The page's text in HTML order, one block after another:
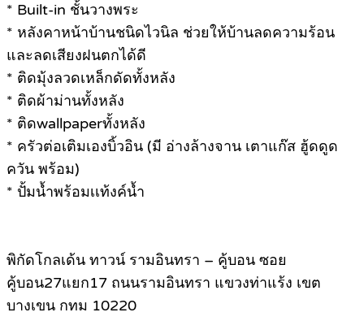
* Built-in ชั้นวางพระ
* หลังคาหน้าบ้านชนิดไวนิล ช่วยให้บ้านลดความร้อน
และลดเสียงฝนตกได้ดี
* ติดมุ้งลวดเหล็กดัดทั้งหลัง
* ติดผ้าม่านทั้งหลัง
* ติดwallpaperทั้งหลัง
* ครัวต่อเติมเองบิ้วอิน (มี อ่างล้างจาน เตาแก๊ส ฮู้ดดูด
ควัน พร้อม)
* ปั้มน้ำพร้อมเเท้งค์น้ำ
พิกัดโกลเด้น ทาวน์ รามอินทรา – คู้บอน ซอย
คู้บอน27แยก17 ถนนรามอินทรา แขวงท่าแร้ง เขต
บางเขน กทม 10220